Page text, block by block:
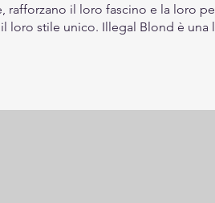
il loro fascino e la loro
loro stile unico. Illegal Blond è una